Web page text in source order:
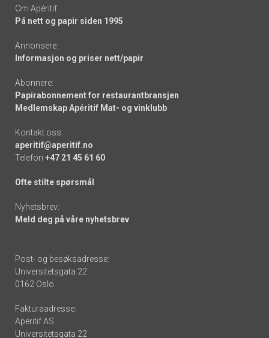
Om Apéritif:
På nett og papir siden 1995
Annonsere:
Informasjon og priser nett/papir
Abonnere:
Papirabonnement for restaurantbransjen
Medlemskap Apéritif Mat- og vinklubb
Kontakt oss:
aperitif@aperitif.no
Telefon +47 21 45 61 60
Ofte stilte spørsmål
Nyhetsbrev:
Meld deg på våre nyhetsbrev
Post- og besøksadresse:
Universitetsgata 22
0162 Oslo
Fakturaadresse:
Apéritif AS
Universitetsgata 22